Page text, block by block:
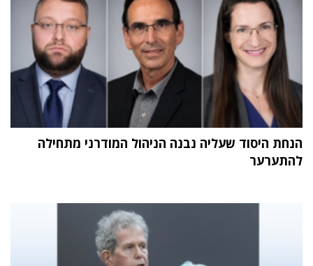
הנחת היסוד שעליה נבנה הניהול המודרני מתחילה
להתערער